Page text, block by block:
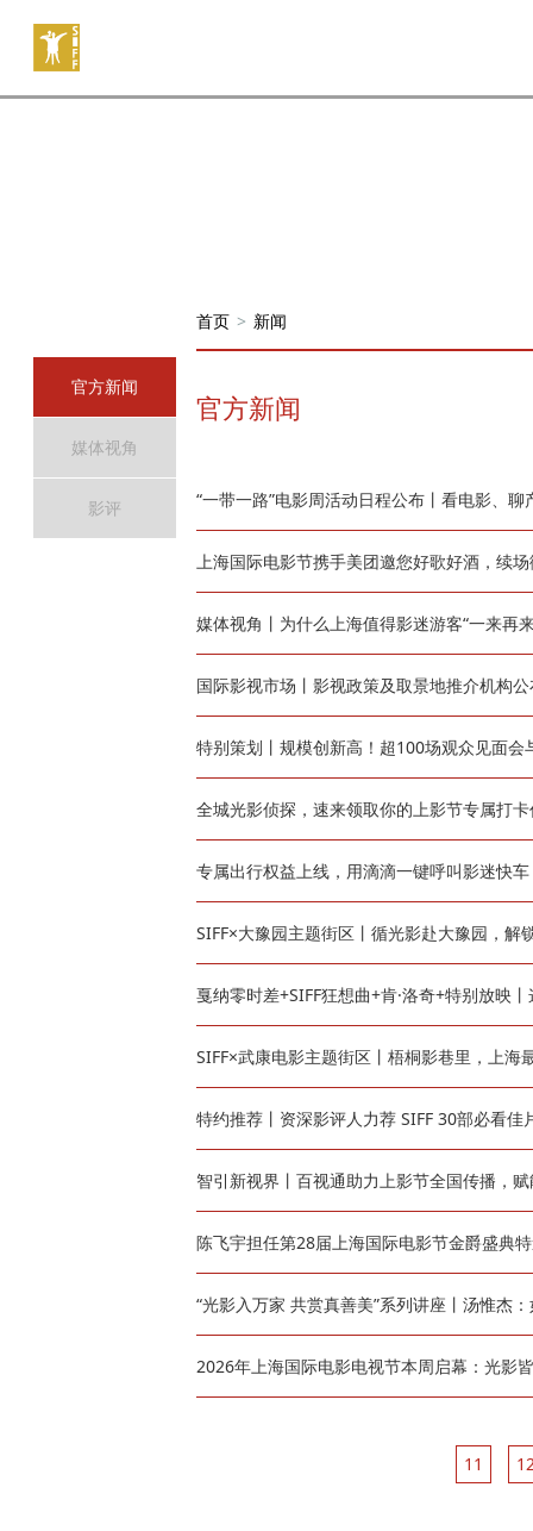
官方新闻
媒体视角
影评
首页 > 新闻
官方新闻
“一带一路”电影周活动日程公布丨看电影、
上海国际电影节携手美团邀您好歌好酒，续
媒体视角丨为什么上海值得影迷游客“一来再
国际影视市场丨影视政策及取景地推介机构
特别策划丨规模创新高！超100场观众见面会
全城光影侦探，速来领取你的上影节专属打
专属出行权益上线，用滴滴一键呼叫影迷快车
SIFF×大豫园主题街区丨循光影赴大豫园，解
戛纳零时差+SIFF狂想曲+肯·洛奇+特别放映
SIFF×武康电影主题街区丨梧桐影巷里，上海
特约推荐丨资深影评人力荐 SIFF 30部必看佳
智引新视界丨百视通助力上影节全国传播，
陈飞宇担任第28届上海国际电影节金爵盛典
“光影入万家 共赏真善美”系列讲座丨汤惟杰
2026年上海国际电影电视节本周启幕：光影
11